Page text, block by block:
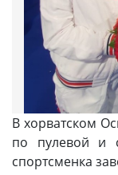
В хорватском
по пулевой и
спортсменка